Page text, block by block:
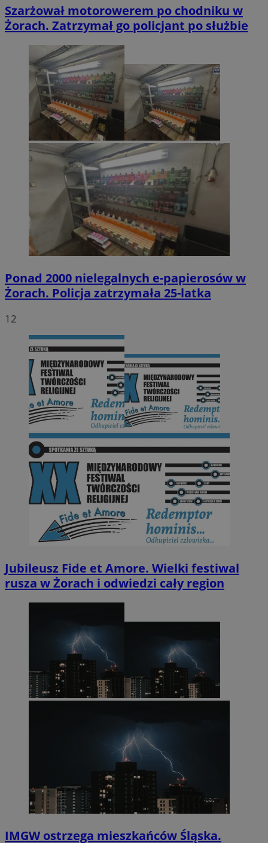
Szarżował motorowerem po chodniku w
Żorach. Zatrzymał go policjant po służbie
Ponad 2000 nielegalnych e-papierosów w
Żorach. Policja zatrzymała 25-latka
12
Jubileusz Fide et Amore. Wielki festiwal
rusza w Żorach i odwiedzi cały region
IMGW ostrzega mieszkańców Śląska.